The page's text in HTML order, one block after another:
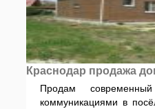
Краснодар продажа
Продам
коммуникациями в